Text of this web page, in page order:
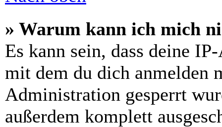
» Warum kann ich mich
Es kann sein, dass deine
mit dem du dich anmelden
Administration gesperrt
außerdem komplett